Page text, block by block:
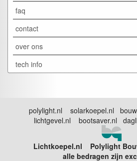
faq
contact
over ons
tech info
polylight.nl solarkoepel.nl
lichtgevel.nl bootsaver.nl
Lichtkoepel.nl Polylight
alle bedragen zijn